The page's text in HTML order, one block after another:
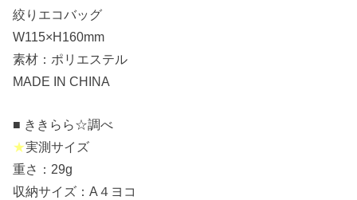
絞りエコバッグ
W115×H160mm
素材：ポリエステル
MADE IN CHINA
■ ききらら☆調べ
★実測サイズ
重さ：29g
収納サイズ：A４ヨコ